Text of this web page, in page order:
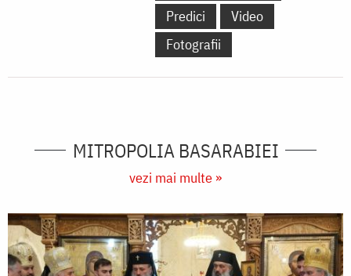
Predici
Video
Fotografii
MITROPOLIA BASARABIEI
vezi mai multe »